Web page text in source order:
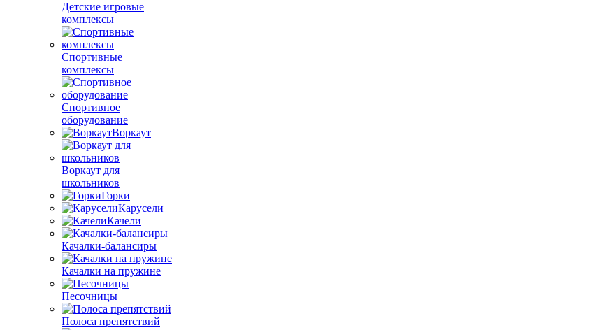
Детские игровые
комплексы
Спортивные
комплексы
Спортивное
оборудование
Воркаут
Воркаут для
школьников
Горки
Карусели
Качели
Качалки-балансиры
Качалки на пружине
Песочницы
Полоса препятствий